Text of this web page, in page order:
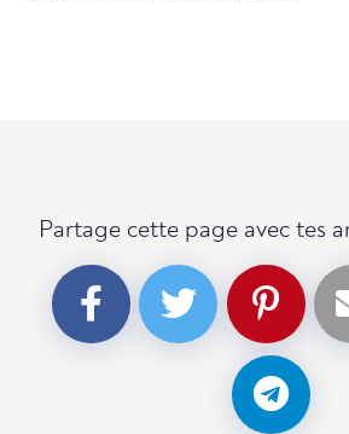
Partage cette page avec tes